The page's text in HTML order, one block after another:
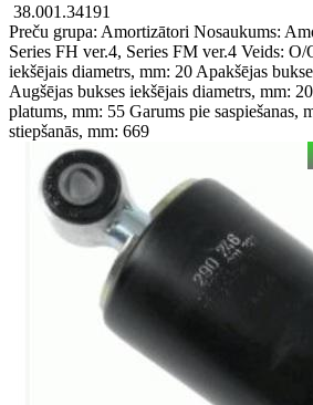
38.001.34191
Preču grupa: Amortizātori Nosaukums:
Series FH ver.4, Series FM ver.4 Veids: O/
iekšējais diametrs, mm: 20 Apakšējas
Augšējas bukses iekšējais diametrs, mm: 20
platums, mm: 55 Garums pie saspiešanas,
stiepšanās, mm: 669